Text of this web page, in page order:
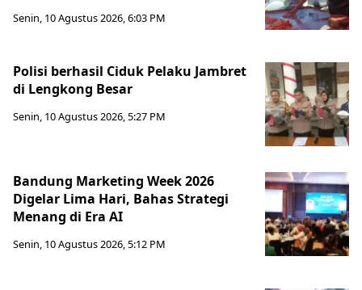
Senin, 10 Agustus 2026, 6:03 PM
Polisi berhasil Ciduk Pelaku Jambret
di Lengkong Besar
Senin, 10 Agustus 2026, 5:27 PM
Bandung Marketing Week 2026
Digelar Lima Hari, Bahas Strategi
Menang di Era AI
Senin, 10 Agustus 2026, 5:12 PM